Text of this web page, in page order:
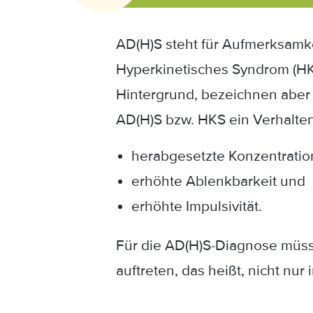
AD(H)S steht für
Hyperkinetisches Syndrom
Hintergrund, bezeichnen
AD(H)S bzw. HKS ein
herabgesetzte
erhöhte Ablenkbarkeit und
erhöhte Impulsivität.
Für die AD(H)S-Diagnose
auftreten, das heißt, nicht